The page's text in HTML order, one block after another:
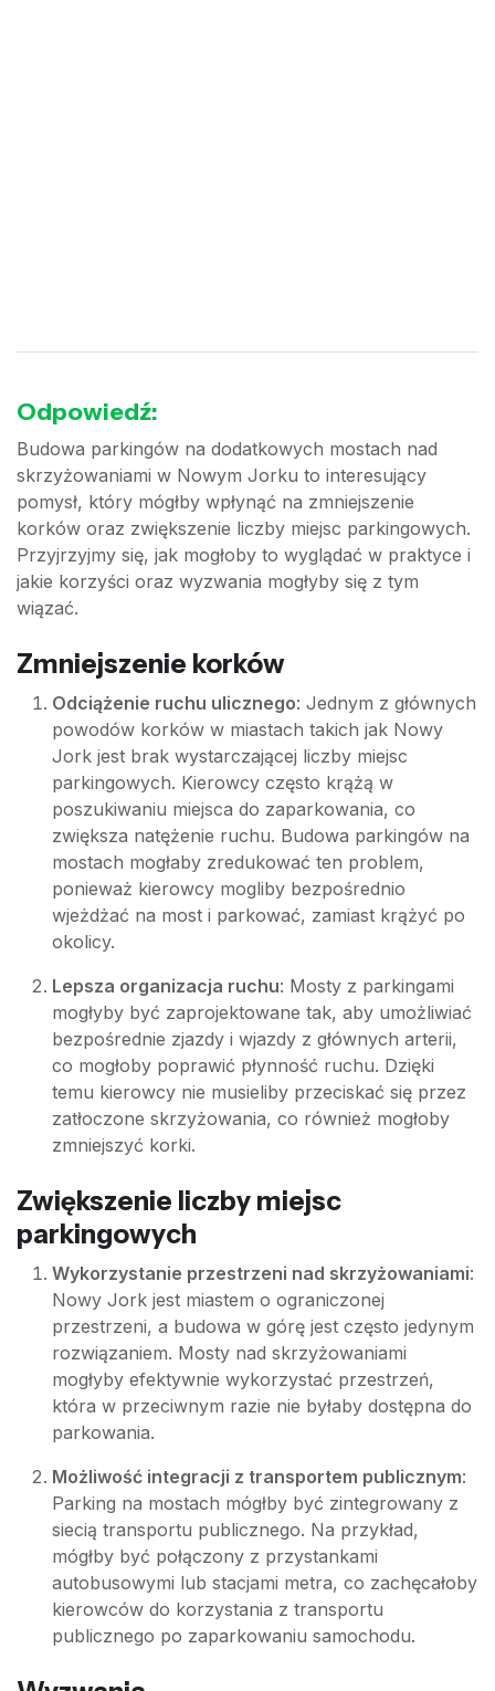
Odpowiedź:
Budowa parkingów na dodatkowych mostach nad
skrzyżowaniami w Nowym Jorku to interesujący
pomysł, który mógłby wpłynąć na zmniejszenie
korków oraz zwiększenie liczby miejsc parkingowych.
Przyjrzyjmy się, jak mogłoby to wyglądać w praktyce i
jakie korzyści oraz wyzwania mogłyby się z tym
wiązać.
Zmniejszenie korków
Odciążenie ruchu ulicznego: Jednym z głównych
powodów korków w miastach takich jak Nowy
Jork jest brak wystarczającej liczby miejsc
parkingowych. Kierowcy często krążą w
poszukiwaniu miejsca do zaparkowania, co
zwiększa natężenie ruchu. Budowa parkingów na
mostach mogłaby zredukować ten problem,
ponieważ kierowcy mogliby bezpośrednio
wjeżdżać na most i parkować, zamiast krążyć po
okolicy.
Lepsza organizacja ruchu: Mosty z parkingami
mogłyby być zaprojektowane tak, aby umożliwiać
bezpośrednie zjazdy i wjazdy z głównych arterii,
co mogłoby poprawić płynność ruchu. Dzięki
temu kierowcy nie musieliby przeciskać się przez
zatłoczone skrzyżowania, co również mogłoby
zmniejszyć korki.
Zwiększenie liczby miejsc
parkingowych
Wykorzystanie przestrzeni nad skrzyżowaniami:
Nowy Jork jest miastem o ograniczonej
przestrzeni, a budowa w górę jest często jedynym
rozwiązaniem. Mosty nad skrzyżowaniami
mogłyby efektywnie wykorzystać przestrzeń,
która w przeciwnym razie nie byłaby dostępna do
parkowania.
Możliwość integracji z transportem publicznym:
Parking na mostach mógłby być zintegrowany z
siecią transportu publicznego. Na przykład,
mógłby być połączony z przystankami
autobusowymi lub stacjami metra, co zachęcałoby
kierowców do korzystania z transportu
publicznego po zaparkowaniu samochodu.